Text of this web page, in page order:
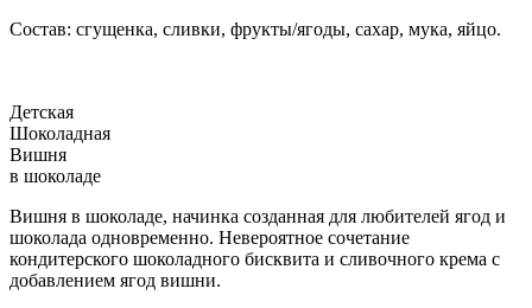
Состав: сгущенка, сливки, фрукты/ягоды, сахар, мука, яйцо.
Детская
Шоколадная
Вишня
в шоколаде
Вишня в шоколаде, начинка созданная для любителей ягод и
шоколада одновременно. Невероятное сочетание
кондитерского шоколадного бисквита и сливочного крема с
добавлением ягод вишни.